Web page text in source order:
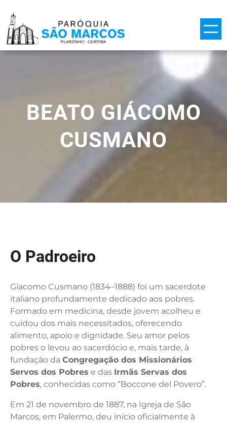
Pular
para
conteúdo
BEATO GIÁCOMO
CUSMANO
O Padroeiro
Giacomo Cusmano (1834–1888) foi um sacerdote
italiano profundamente dedicado aos pobres.
Formado em medicina, desde jovem acolheu e
cuidou dos mais necessitados, oferecendo
alimento, apoio e dignidade. Seu amor pelos
pobres o levou ao sacerdócio e, mais tarde, à
fundação da Congregação dos Missionários
Servos dos Pobres e das Irmãs Servas dos
Pobres, conhecidas como “Boccone del Povero”.
Em 21 de novembro de 1887, na Igreja de São
Marcos, em Palermo, deu início oficialmente à